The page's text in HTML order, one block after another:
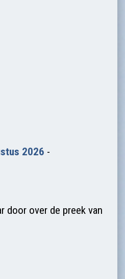
2026 -
door over de preek van